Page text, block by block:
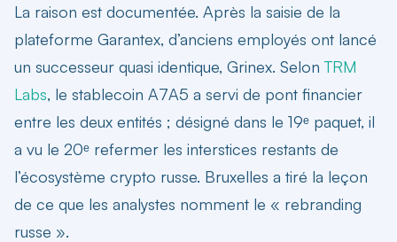
La raison est documentée. Après la saisie de la
plateforme Garantex, d’anciens employés ont lancé
un successeur quasi identique, Grinex. SelonTRM
Labs, le stablecoin A7A5 a servi de pont financier
entre les deux entités ; désigné dans le 19ᵉ paquet, il
a vu le 20ᵉ refermer les interstices restants de
l’écosystème crypto russe. Bruxelles a tiré la leçon
de ce que les analystes nomment le « rebranding
russe ».